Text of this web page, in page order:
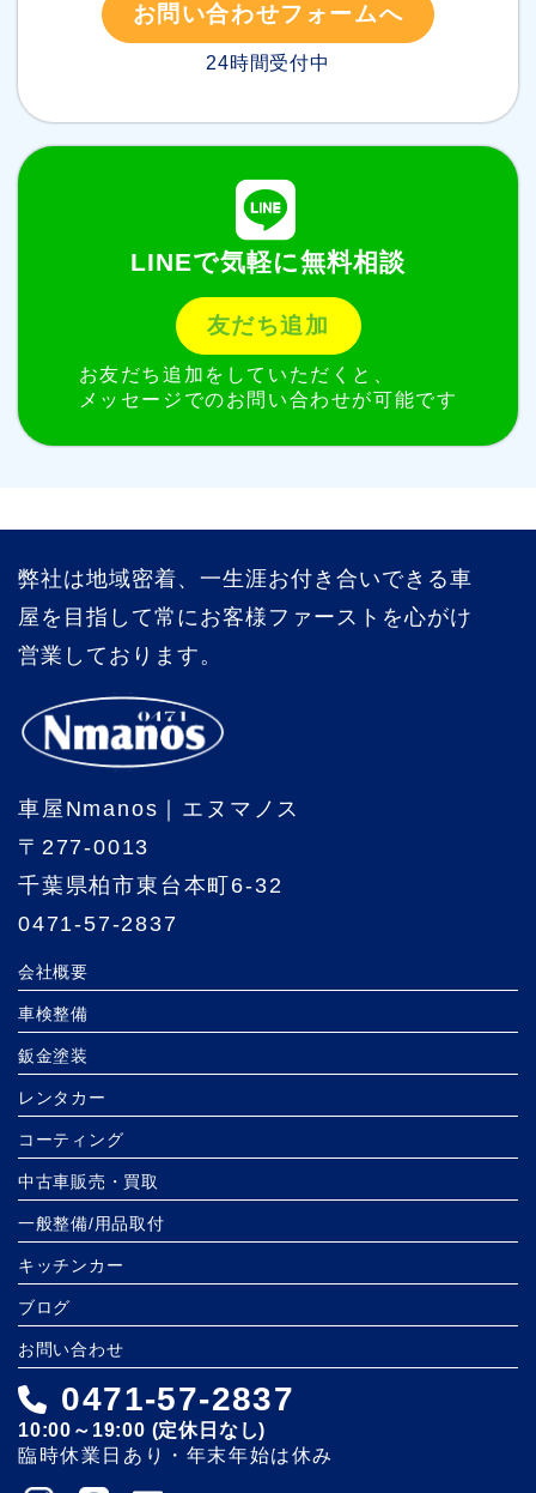
お問い合わせフォームへ
24時間受付中
LINEで気軽に無料相談
友だち追加
お友だち追加をしていただくと、
メッセージでのお問い合わせが可能です
弊社は地域密着、一生涯お付き合いできる車
屋を目指して常にお客様ファーストを心がけ
営業しております。
車屋Nmanos｜エヌマノス
〒277-0013
千葉県柏市東台本町6-32
0471-57-2837
会社概要
車検整備
鈑金塗装
レンタカー
コーティング
中古車販売・買取
一般整備/用品取付
キッチンカー
ブログ
お問い合わせ
0471-57-2837
10:00～19:00 (定休日なし)
臨時休業日あり・年末年始は休み